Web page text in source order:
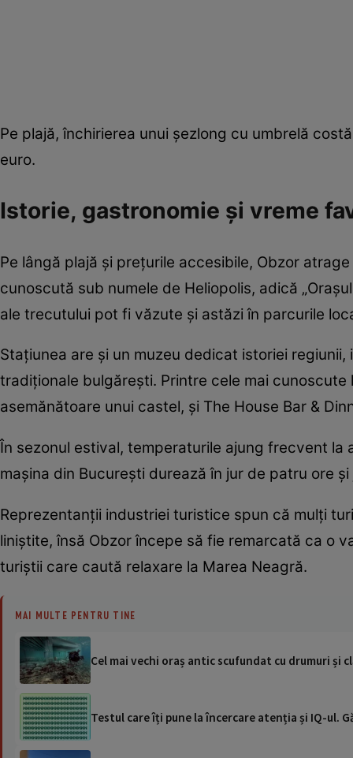
Pe plajă, închirierea unui șezlong cu umbrelă
euro.
Istorie, gastronomie și vreme
Pe lângă plajă și prețurile accesibile, Obzor
cunoscută sub numele de Heliopolis, adică
ale trecutului pot fi văzute și astăzi în parcurile
Stațiunea are și un muzeu dedicat istoriei
tradiționale bulgărești. Printre cele mai
asemănătoare unui castel, și The House Bar &
În sezonul estival, temperaturile ajung frecvent la
mașina din București durează în jur de patru ore
Reprezentanții industriei turistice spun că mulți
liniștite, însă Obzor începe să fie remarcată ca o
turiștii care caută relaxare la Marea Neagră.
MAI MULTE PENTRU TINE
Cel mai vechi oraș antic scufundat cu drumuri și
Testul care îți pune la încercare atenția și IQ-ul.